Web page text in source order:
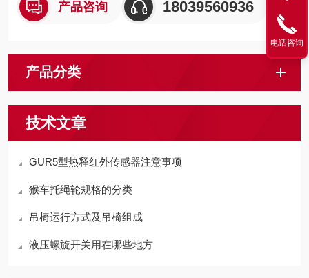
产品咨询 18039560936
产品分类
技术文章
GUR5型热释红外传感器注意事项
猴车托绳轮规格的分类
吊椅运行方式及吊椅组成
液压螺旋开关用在哪些地方
电话咨询